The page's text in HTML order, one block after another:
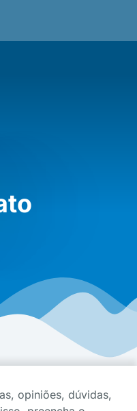
opiniões, dúvidas,